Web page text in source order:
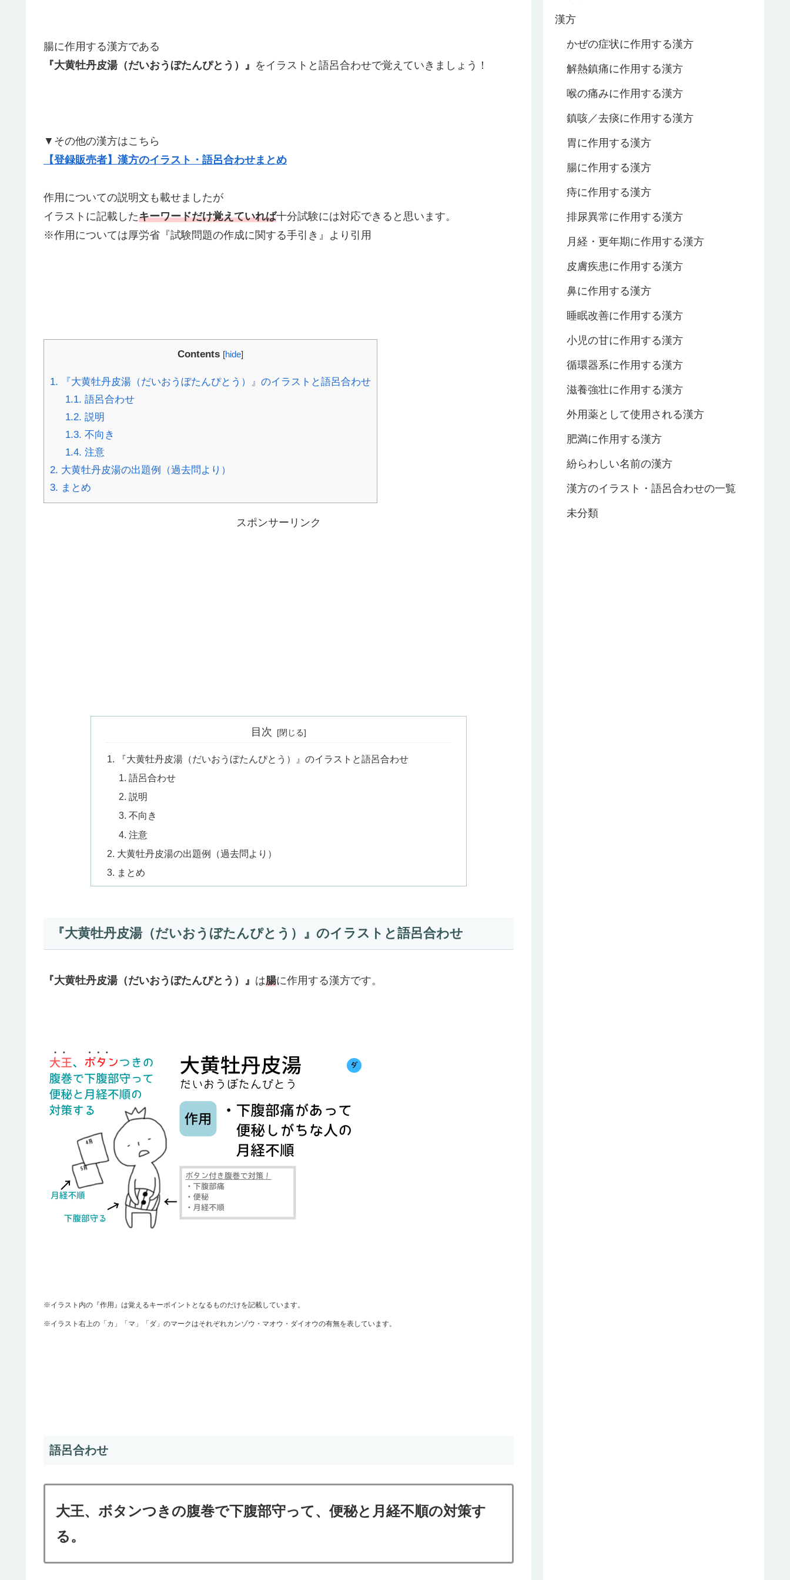
腸に作用する漢方である
『大黄牡丹皮湯（だいおうぼたんぴとう）』 をイラストと語呂合わせで覚えていきましょう！
▼その他の漢方はこちら
【登録販売者】漢方のイラスト・語呂合わせまとめ
作用についての説明文も載せましたが
イラストに記載したキーワードだけ覚えていれば十分試験には対応できると思います。
※作用については厚労省『試験問題の作成に関する手引き』より引用
Contents [hide]
1. 『大黄牡丹皮湯（だいおうぼたんぴとう）』のイラストと語呂合わせ
1.1. 語呂合わせ
1.2. 説明
1.3. 不向き
1.4. 注意
2. 大黄牡丹皮湯の出題例（過去問より）
3. まとめ
スポンサーリンク
目次
『大黄牡丹皮湯（だいおうぼたんぴとう）』のイラストと語呂合わせ
語呂合わせ
説明
不向き
注意
大黄牡丹皮湯の出題例（過去問より）
まとめ
『大黄牡丹皮湯（だいおうぼたんぴとう）』のイラストと語呂合わせ
『大黄牡丹皮湯（だいおうぼたんぴとう）』 は腸に作用する漢方です。
※イラスト内の『作用』は覚えるキーポイントとなるものだけを記載しています。
※イラスト右上の「カ」「マ」「ダ」のマークはそれぞれカンゾウ・マオウ・ダイオウの有無を表しています。
語呂合わせ
大王、ボタンつきの腹巻で下腹部守って、便秘と月経不順の対策す
る。
漢方
かぜの症状に作用する漢方
解熱鎮痛に作用する漢方
喉の痛みに作用する漢方
鎮咳／去痰に作用する漢方
胃に作用する漢方
腸に作用する漢方
痔に作用する漢方
排尿異常に作用する漢方
月経・更年期に作用する漢方
皮膚疾患に作用する漢方
鼻に作用する漢方
睡眠改善に作用する漢方
小児の甘に作用する漢方
循環器系に作用する漢方
滋養強壮に作用する漢方
外用薬として使用される漢方
肥満に作用する漢方
紛らわしい名前の漢方
漢方のイラスト・語呂合わせの一覧
未分類